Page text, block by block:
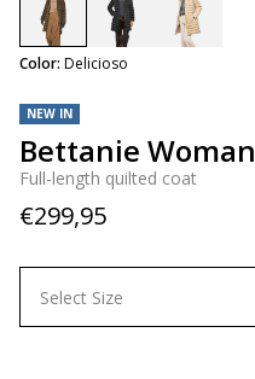
NEW IN
Bettanie Woman
Full-length quilted coat
€299,95
Color: Delicioso
selected
Select Size